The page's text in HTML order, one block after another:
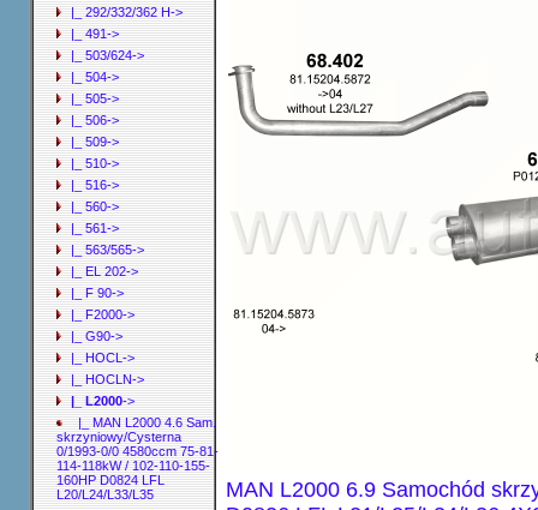
|_ 292/332/362 H->
|_ 491->
|_ 503/624->
|_ 504->
|_ 505->
|_ 506->
|_ 509->
|_ 510->
|_ 516->
|_ 560->
|_ 561->
|_ 563/565->
|_ EL 202->
|_ F 90->
|_ F2000->
|_ G90->
|_ HOCL->
|_ HOCLN->
|_ L2000->
|_ MAN L2000 4.6 Sam.
skrzyniowy/Cysterna
0/1993-0/0 4580ccm 75-81-
114-118kW / 102-110-155-
160HP D0824 LFL
L20/L24/L33/L35
MAN L2000 6.9 Samochód